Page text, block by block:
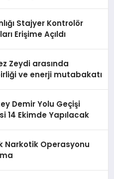
Stajyer Kontrolör
Erişime Açıldı
Zeydi arasında
ve enerji mutabakatı
Demir Yolu Geçişi
14 Ekimde Yapılacak
Narkotik Operasyonu